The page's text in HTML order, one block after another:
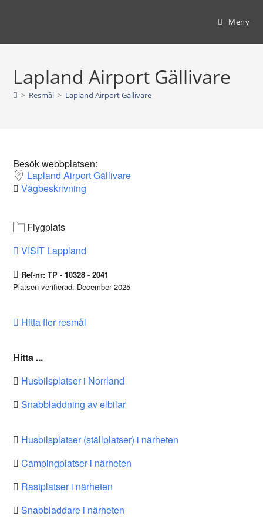
Meny
Lapland Airport Gällivare
> Resmål > Lapland Airport Gällivare
Besök webbplatsen:
Lapland Airport Gällivare
Vägbeskrivning
Flygplats
VISIT Lappland
Ref-nr: TP - 10328 - 2041
Platsen verifierad: December 2025
Hitta fler resmål
Hitta ...
Husbilsplatser i Norrland
Snabbladdning av elbilar
Husbilsplatser (ställplatser) i närheten
Campingplatser i närheten
Rastplatser i närheten
Snabbladdare i närheten